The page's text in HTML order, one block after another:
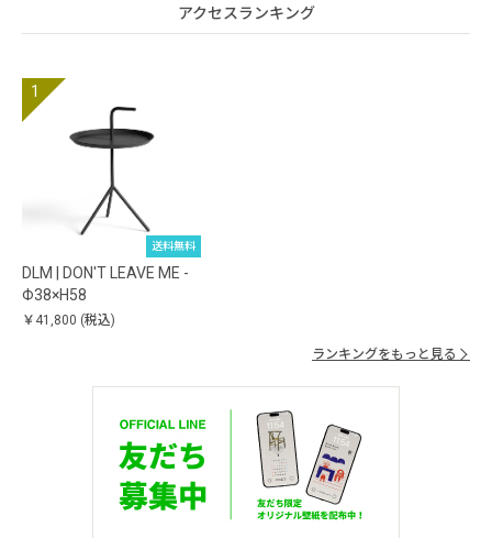
アクセスランキング
送料無料
DLM | DON'T LEAVE ME -
Φ38×H58
￥41,800 (税込)
ランキングをもっと見る